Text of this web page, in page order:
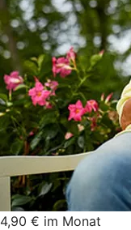
4,90 € im Monat